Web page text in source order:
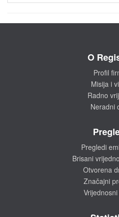
O
Profil
Misija i
Radno
Neradni
Pregledi
Brisani
Otvorena
Značajni